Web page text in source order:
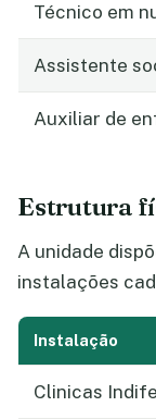
Técnico em
Assistente
Auxiliar de
Estrutura
A unidade
instalações
Instalação
Clinicas